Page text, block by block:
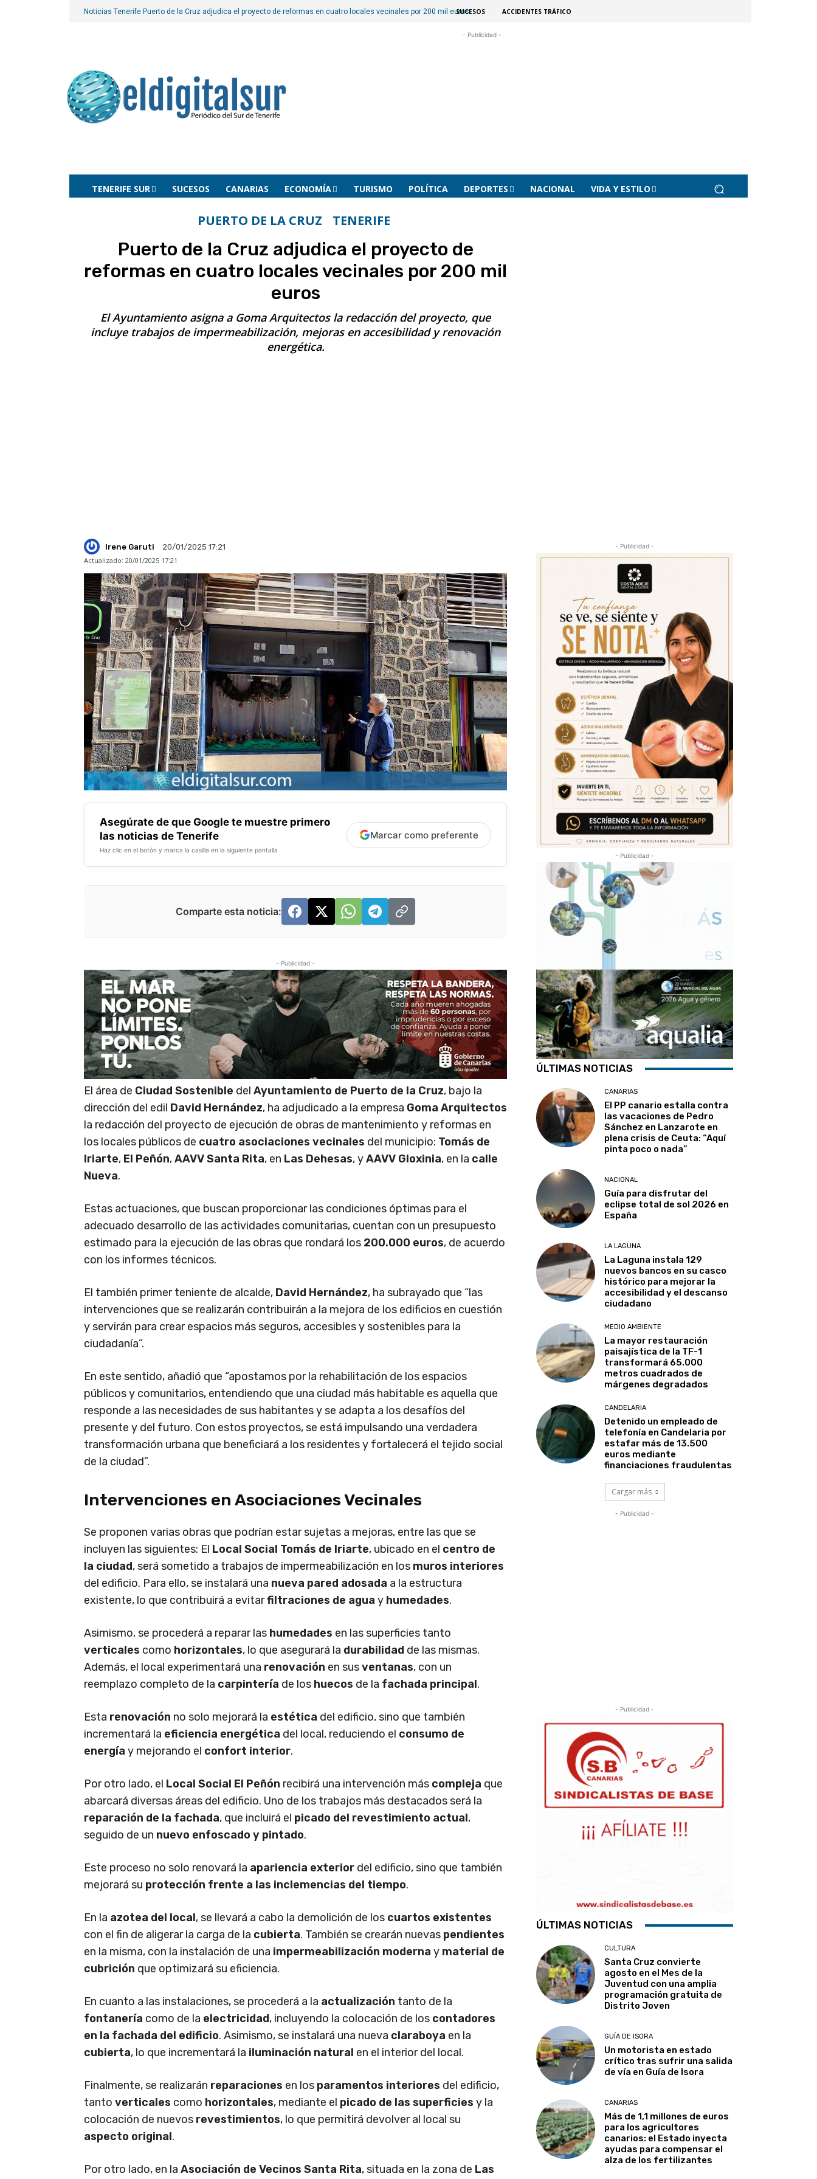
Noticias Tenerife Puerto de la Cruz adjudica el proyecto de reformas en cuatro locales vecinales por 200 mil eurosSUCESOS ACCIDENTES TRÁFICO
- Publicidad -
TENERIFE SUR SUCESOS CANARIAS ECONOMÍA TURISMO POLÍTICA DEPORTES NACIONAL VIDA Y ESTILO
PUERTO DE LA CRUZ TENERIFE
Puerto de la Cruz adjudica el proyecto de
reformas en cuatro locales vecinales por 200 mil
euros
El Ayuntamiento asigna a Goma Arquitectos la redacción del proyecto, que
incluye trabajos de impermeabilización, mejoras en accesibilidad y renovación
energética.
Irene Garuti
20/01/2025 17:21
Actualizado: 20/01/2025 17:21
Asegúrate de que Google te muestre primero
las noticias de Tenerife
Haz clic en el botón y marca la casilla en la siguiente pantalla
Marcar como preferente
Comparte esta noticia:
- Publicidad -
El área de Ciudad Sostenible del Ayuntamiento de Puerto de la Cruz, bajo la
dirección del edil David Hernández, ha adjudicado a la empresa Goma Arquitectos
la redacción del proyecto de ejecución de obras de mantenimiento y reformas en
los locales públicos de cuatro asociaciones vecinales del municipio: Tomás de
Iriarte, El Peñón,AAVV Santa Rita, en Las Dehesas, yAAVV Gloxinia, en la calle
Nueva.
Estas actuaciones, que buscan proporcionar las condiciones óptimas para el
adecuado desarrollo de las actividades comunitarias, cuentan con un presupuesto
estimado para la ejecución de las obras que rondará los 200.000 euros, de acuerdo
con los informes técnicos.
El también primer teniente de alcalde, David Hernández, ha subrayado que “las
intervenciones que se realizarán contribuirán a la mejora de los edificios en cuestión
y servirán para crear espacios más seguros, accesibles y sostenibles para la
ciudadanía”.
En este sentido, añadió que “apostamos por la rehabilitación de los espacios
públicos y comunitarios, entendiendo que una ciudad más habitable es aquella que
responde a las necesidades de sus habitantes y se adapta a los desafíos del
presente y del futuro. Con estos proyectos, se está impulsando una verdadera
transformación urbana que beneficiará a los residentes y fortalecerá el tejido social
de la ciudad”.
Intervenciones en Asociaciones Vecinales
Se proponen varias obras que podrían estar sujetas a mejoras, entre las que se
incluyen las siguientes: El Local Social Tomás de Iriarte, ubicado en el centro de
la ciudad, será sometido a trabajos de impermeabilización en los muros interiores
del edificio. Para ello, se instalará una nueva pared adosada a la estructura
existente, lo que contribuirá a evitarfiltraciones de agua y humedades.
Asimismo, se procederá a reparar las humedades en las superficies tanto
verticales como horizontales, lo que asegurará la durabilidad de las mismas.
Además, el local experimentará una renovación en susventanas, con un
reemplazo completo de la carpintería de los huecos de la fachada principal.
Esta renovación no solo mejorará la estética del edificio, sino que también
incrementará la eficiencia energética del local, reduciendo el consumo de
energía y mejorando el confort interior.
Por otro lado, el Local Social El Peñón recibirá una intervención más compleja que
abarcará diversas áreas del edificio. Uno de los trabajos más destacados será la
reparación de la fachada, que incluirá el picado del revestimiento actual,
seguido de un nuevo enfoscado y pintado.
Este proceso no solo renovará la apariencia exterior del edificio, sino que también
mejorará su protección frente a las inclemencias del tiempo.
En la azotea del local, se llevará a cabo la demolición de los cuartos existentes
con el fin de aligerar la carga de la cubierta. También se crearán nuevas pendientes
en la misma, con la instalación de una impermeabilización moderna y material de
cubrición que optimizará su eficiencia.
En cuanto a las instalaciones, se procederá a la actualización tanto de la
fontanería como de la electricidad, incluyendo la colocación de los contadores
en la fachada del edificio. Asimismo, se instalará una nueva claraboya en la
cubierta, lo que incrementará la iluminación natural en el interior del local.
Finalmente, se realizarán reparaciones en los paramentos interiores del edificio,
tanto verticales como horizontales, mediante el picado de las superficies y la
colocación de nuevos revestimientos, lo que permitirá devolver al local su
aspecto original.
Por otro lado, en la Asociación de Vecinos Santa Rita, situada en la zona de Las
- Publicidad -
- Publicidad -
ÚLTIMAS NOTICIAS
CANARIAS
El PP canario estalla contra
las vacaciones de Pedro
Sánchez en Lanzarote en
plena crisis de Ceuta: “Aquí
pinta poco o nada”
NACIONAL
Guía para disfrutar del
eclipse total de sol 2026 en
España
LA LAGUNA
La Laguna instala 129
nuevos bancos en su casco
histórico para mejorar la
accesibilidad y el descanso
ciudadano
MEDIO AMBIENTE
La mayor restauración
paisajística de la TF-1
transformará 65.000
metros cuadrados de
márgenes degradados
CANDELARIA
Detenido un empleado de
telefonía en Candelaria por
estafar más de 13.500
euros mediante
financiaciones fraudulentas
Cargar más
- Publicidad -
- Publicidad -
ÚLTIMAS NOTICIAS
CULTURA
Santa Cruz convierte
agosto en el Mes de la
Juventud con una amplia
programación gratuita de
Distrito Joven
GUÍA DE ISORA
Un motorista en estado
crítico tras sufrir una salida
de vía en Guía de Isora
CANARIAS
Más de 1,1 millones de euros
para los agricultores
canarios: el Estado inyecta
ayudas para compensar el
alza de los fertilizantes